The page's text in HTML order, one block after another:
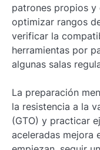
patrones propios
optimizar rangos
verificar la
herramientas por
algunas salas
La preparación
la resistencia a la
(GTO) y practicar
aceleradas mejora